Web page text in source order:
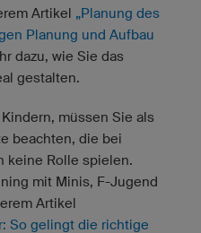
Artikel „Planung des
Planung und Aufbau
dazu, wie Sie das
gestalten.
müssen Sie als
beachten, die bei
keine Rolle spielen.
mit Minis, F-Jugend
Artikel
So gelingt die richtige